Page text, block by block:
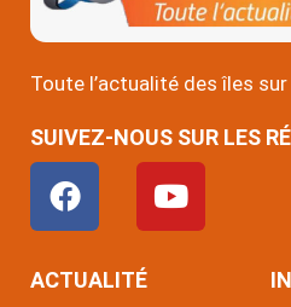
Toute l’actualité des îles
SUIVEZ-NOUS SUR LES
F
a
c
e
Y
o
u
ACTUALITÉ